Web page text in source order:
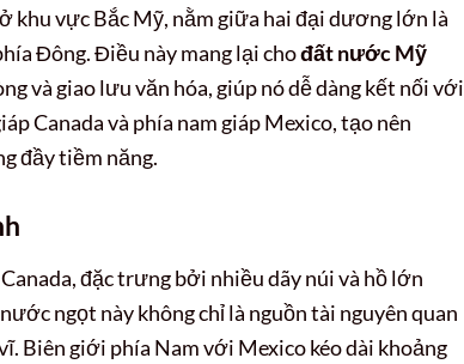
khu vực Bắc Mỹ, nằm giữa hai đại dương lớn là
Đông. Điều này mang lại chođất nước Mỹ
và giao lưu văn hóa, giúp nó dễ dàng kết nối với
Canada và phía nam giáp Mexico, tạo nên
đầy tiềm năng.
đặc trưng bởi nhiều dãy núi và hồ lớn
ngọt này không chỉ là nguồn tài nguyên quan
Biên giới phía Nam với Mexico kéo dài khoảng